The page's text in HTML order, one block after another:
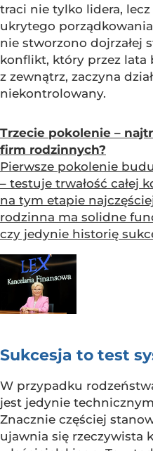
traci nie tylko lidera,
ukrytego
nie stworzono dojrzałej
konflikt, który przez lata
z zewnątrz, zaczyna
niekontrolowany.
Trzecie pokolenie –
firm rodzinnych?
Pierwsze pokolenie
– testuje trwałość całej
na tym etapie
rodzinna ma solidne
czy jedynie historię
Sukcesja to test
W przypadku
jest jedynie
Znacznie częściej
ujawnia się rzeczywista